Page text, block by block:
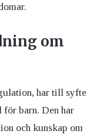
om
har till syfte
barn. Den har
och kunskap om